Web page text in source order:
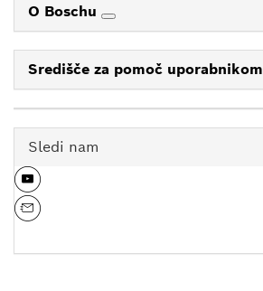
O Boschu
Središče za pomoč uporabnikom
Sledi nam